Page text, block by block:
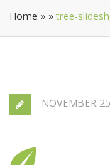
Home » »tree-
NOVEMBER